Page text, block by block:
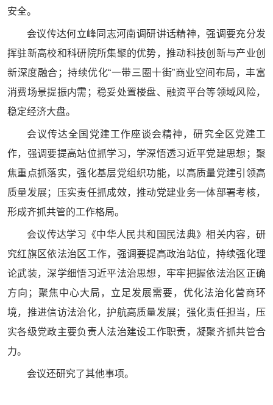
安全。
会议传达何立峰同志河南调研讲话精神，强调要充分发
挥驻新高校和科研院所集聚的优势，推动科技创新与产业创
新深度融合；持续优化“一带三圈十街”商业空间布局，丰富
消费场景提振内需；稳妥处置楼盘、融资平台等领域风险，
稳定经济大盘。
会议传达全国党建工作座谈会精神，研究全区党建工
作，强调要提高站位抓学习，学深悟透习近平党建思想；聚
焦重点抓落实，强化基层党组织功能，以高质量党建引领高
质量发展；压实责任抓成效，推动党建业务一体部署考核，
形成齐抓共管的工作格局。
会议传达学习《中华人民共和国民法典》相关内容，研
究红旗区依法治区工作，强调要提高政治站位，持续强化理
论武装，深学细悟习近平法治思想，牢牢把握依法治区正确
方向；聚焦中心大局，立足发展需要，优化法治化营商环
境，推进信访法治化，护航高质量发展；强化责任担当，压
实各级党政主要负责人法治建设工作职责，凝聚齐抓共管合
力。
会议还研究了其他事项。